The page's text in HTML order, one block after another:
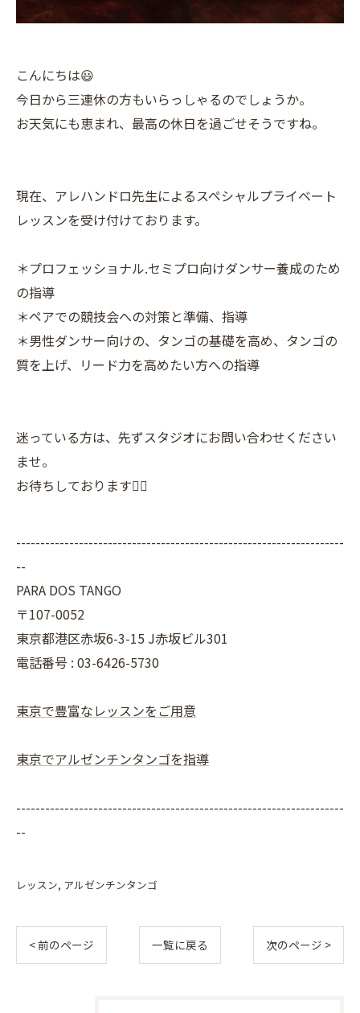
こんにちは😃
今日から三連休の方もいらっしゃるのでしょうか。
お天気にも恵まれ、最高の休日を過ごせそうですね。
現在、アレハンドロ先生によるスペシャルプライベート
レッスンを受け付けております。
＊プロフェッショナル.セミプロ向けダンサー養成のため
の指導
＊ペアでの競技会への対策と準備、指導
＊男性ダンサー向けの、タンゴの基礎を高め、タンゴの
質を上げ、リード力を高めたい方への指導
迷っている方は、先ずスタジオにお問い合わせください
ませ。
お待ちしております👍🏼
--------------------------------------------------------------------
--
PARA DOS TANGO
〒107-0052
東京都港区赤坂6-3-15 J赤坂ビル301
電話番号 : 03-6426-5730
東京で豊富なレッスンをご用意
東京でアルゼンチンタンゴを指導
--------------------------------------------------------------------
--
レッスン アルゼンチンタンゴ
< 前のページ 一覧に戻る 次のページ >